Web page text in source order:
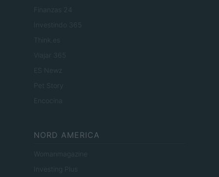
Finanzas 24
Investindo 365
Think.es
Viajar 365
ES Newz
Pet Story
Encocina
NORD AMERICA
Womanmagazine
Investing Plus